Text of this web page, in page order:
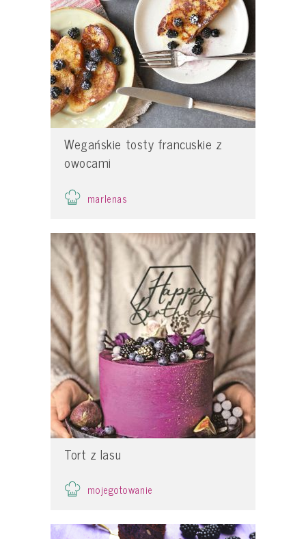
Wegańskie tosty francuskie z
owocami
marlenas
Tort z lasu
mojegotowanie